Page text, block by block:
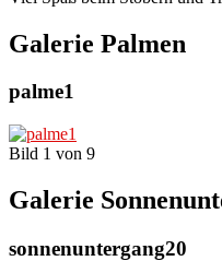
Galerie Palmen
palme1
Bild 1 von 9
Galerie
sonnenuntergang20